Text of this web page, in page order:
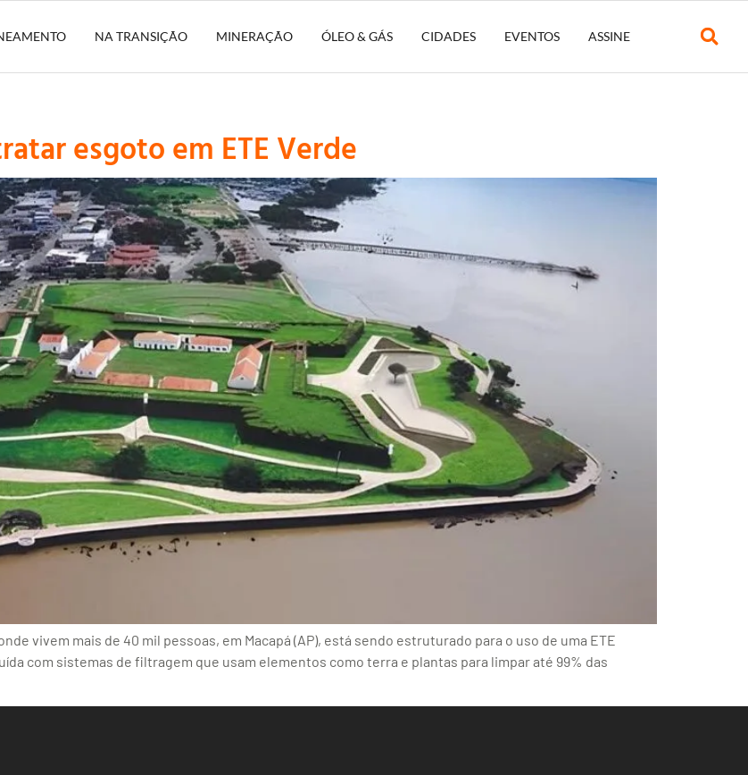
NA TRANSIÇÃO MINERAÇÃO ÓLEO & GÁS CIDADES EVENTOS ASSINE
esgoto em ETE Verde
vivem mais de 40 mil pessoas, em Macapá (AP), está sendo estruturado para o uso de uma ETE
com sistemas de filtragem que usam elementos como terra e plantas para limpar até 99% das